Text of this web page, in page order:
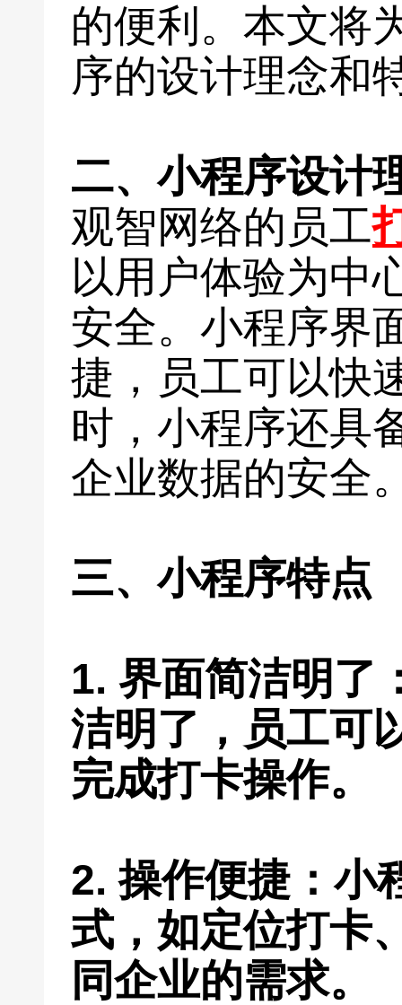
的便利。本文将
序的设计理念和
二、小程序设计
观智网络的员工
以用户体验为中
安全。小程序界
捷，员工可以快
时，小程序还具
企业数据的安全
三、小程序特点
1. 界面简洁明了
洁明了，员工可
完成打卡操作。
2. 操作便捷：小
式，如定位打卡
同企业的需求。